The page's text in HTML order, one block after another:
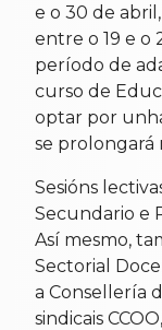
e o 30 de
entre o 19 e o
período de
curso de
optar por
se prolongará
Sesións
Secundario e
Así mesmo,
Sectorial
a Consellería
sindicais